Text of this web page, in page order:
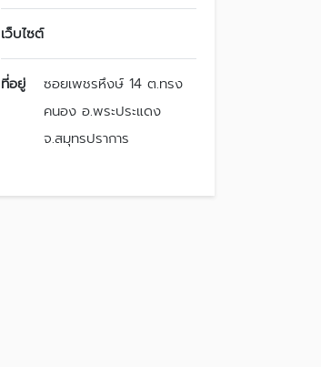
เว็บไซต์
ที่อยู่
ซอยเพชรหึงษ์ 14 ต.ทรง
คนอง อ.พระประแดง
จ.สมุทรปราการ